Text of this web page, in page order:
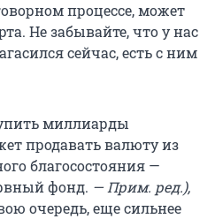
процессе, может
Не забывайте, что у нас
сейчас, есть с ним
миллиарды
продавать валюту из
благосостояния —
фонд. — Прим. ред.),
очередь, еще сильнее